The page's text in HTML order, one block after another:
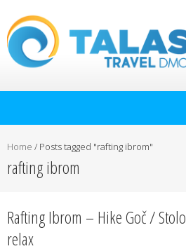
Home / Posts tagged "rafting ibrom"
rafting ibrom
Rafting Ibrom – Hike Goč /
relax